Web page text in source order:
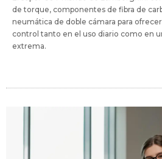
de torque, componentes de fibra de
neumática de doble cámara para
control tanto en el uso diario como en
extrema.